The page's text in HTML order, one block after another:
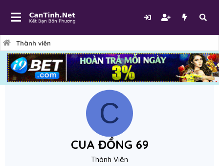
Thành viên
C
CUA ĐỒNG 69
Thành Viên